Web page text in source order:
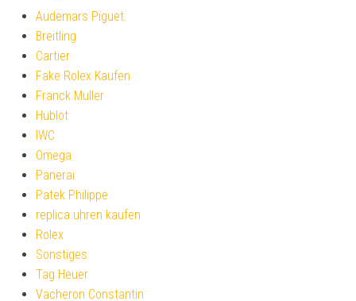
Audemars Piguet
Breitling
Cartier
Fake Rolex Kaufen
Franck Muller
Hublot
IWC
Omega
Panerai
Patek Philippe
replica uhren kaufen
Rolex
Sonstiges
Tag Heuer
Vacheron Constantin